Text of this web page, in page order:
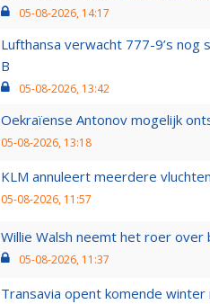
05-08-2026, 14:17
Lufthansa verwacht 777-9’s
B
05-08-2026, 13:42
Oekraïense Antonov mogelijk
05-08-2026, 13:18
KLM annuleert meerdere
05-08-2026, 11:57
Willie Walsh neemt het roer over
05-08-2026, 11:37
Transavia opent komende